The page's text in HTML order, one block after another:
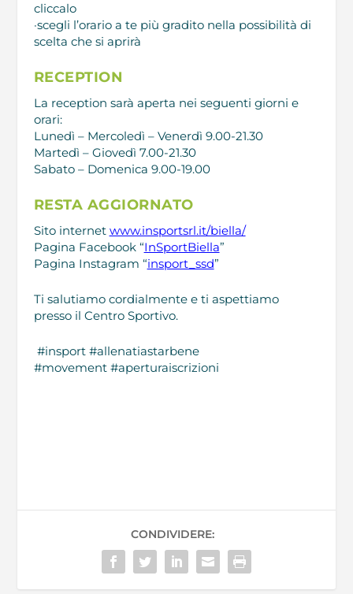
cliccalo
·scegli l’orario a te più gradito nella possibilità di
scelta che si aprirà
RECEPTION
La reception sarà aperta nei seguenti giorni e
orari:
Lunedì – Mercoledì – Venerdì 9.00-21.30
Martedì – Giovedì 7.00-21.30
Sabato – Domenica 9.00-19.00
RESTA AGGIORNATO
Sito internet www.insportsrl.it/biella/
Pagina Facebook “InSportBiella”
Pagina Instagram “insport_ssd”
Ti salutiamo cordialmente e ti aspettiamo
presso il Centro Sportivo.
#insport #allenatiastarbene
#movement #aperturaiscrizioni
CONDIVIDERE: